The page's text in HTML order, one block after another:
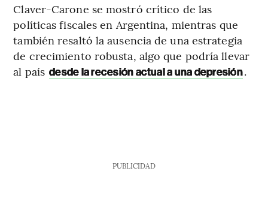
Claver-Carone se mostró crítico de las
políticas fiscales en Argentina, mientras que
también resaltó la ausencia de una estrategia
de crecimiento robusta, algo que podría llevar
al país desde la recesión actual a una depresión.
PUBLICIDAD